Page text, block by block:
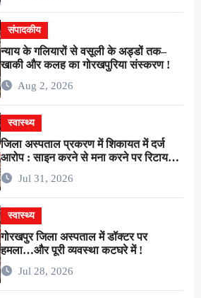
संपादकीय
न्याय के गलियारों से वसूली के अड्डों तक–
खाकी और कलह का गोरखपुरिया संस्करण !
Aug 2, 2026
स्वास्थ्य
जिला अस्पताल प्रकरण में शिकायत में दर्ज
आरोप : साइन करने से मना करने पर रिटायर
लैब टेक्नीशियन ने सर्जन से कहा–”अभी 100
रुपये देंगे तो…गाँ…मरा लोगे” !
Jul 31, 2026
स्वास्थ्य
गोरखपुर जिला अस्पताल में डॉक्टर पर
हमला…और पूरी व्यवस्था कटघरे में !
Jul 28, 2026